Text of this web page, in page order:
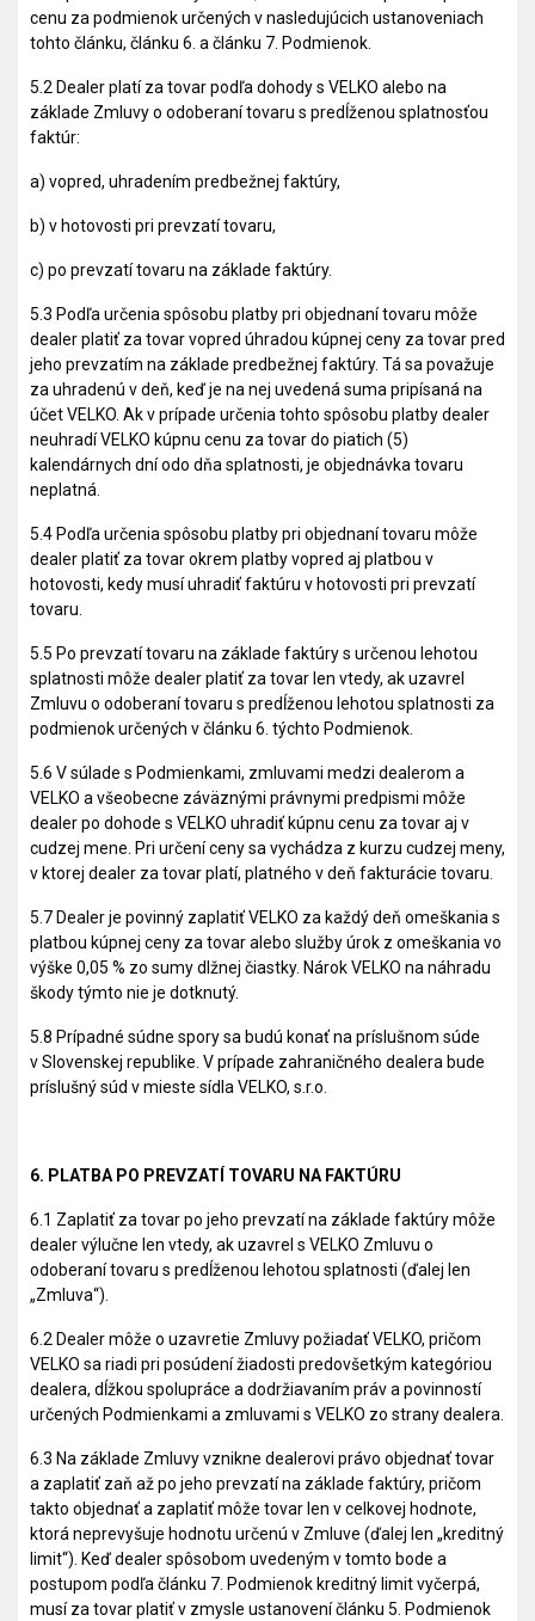
cenu za podmienok určených v nasledujúcich ustanoveniach
tohto článku, článku 6. a článku 7. Podmienok.
5.2 Dealer platí za tovar podľa dohody s VELKO alebo na
základe Zmluvy o odoberaní tovaru s predĺženou splatnosťou
faktúr:
a) vopred, uhradením predbežnej faktúry,
b) v hotovosti pri prevzatí tovaru,
c) po prevzatí tovaru na základe faktúry.
5.3 Podľa určenia spôsobu platby pri objednaní tovaru môže
dealer platiť za tovar vopred úhradou kúpnej ceny za tovar pred
jeho prevzatím na základe predbežnej faktúry. Tá sa považuje
za uhradenú v deň, keď je na nej uvedená suma pripísaná na
účet VELKO. Ak v prípade určenia tohto spôsobu platby dealer
neuhradí VELKO kúpnu cenu za tovar do piatich (5)
kalendárnych dní odo dňa splatnosti, je objednávka tovaru
neplatná.
5.4 Podľa určenia spôsobu platby pri objednaní tovaru môže
dealer platiť za tovar okrem platby vopred aj platbou v
hotovosti, kedy musí uhradiť faktúru v hotovosti pri prevzatí
tovaru.
5.5 Po prevzatí tovaru na základe faktúry s určenou lehotou
splatnosti môže dealer platiť za tovar len vtedy, ak uzavrel
Zmluvu o odoberaní tovaru s predĺženou lehotou splatnosti za
podmienok určených v článku 6. týchto Podmienok.
5.6 V súlade s Podmienkami, zmluvami medzi dealerom a
VELKO a všeobecne záväznými právnymi predpismi môže
dealer po dohode s VELKO uhradiť kúpnu cenu za tovar aj v
cudzej mene. Pri určení ceny sa vychádza z kurzu cudzej meny,
v ktorej dealer za tovar platí, platného v deň fakturácie tovaru.
5.7 Dealer je povinný zaplatiť VELKO za každý deň omeškania s
platbou kúpnej ceny za tovar alebo služby úrok z omeškania vo
výške 0,05 % zo sumy dlžnej čiastky. Nárok VELKO na náhradu
škody týmto nie je dotknutý.
5.8 Prípadné súdne spory sa budú konať na príslušnom súde
v Slovenskej republike. V prípade zahraničného dealera bude
príslušný súd v mieste sídla VELKO, s.r.o.
6. PLATBA PO PREVZATÍ TOVARU NA FAKTÚRU
6.1 Zaplatiť za tovar po jeho prevzatí na základe faktúry môže
dealer výlučne len vtedy, ak uzavrel s VELKO Zmluvu o
odoberaní tovaru s predĺženou lehotou splatnosti (ďalej len
„Zmluva“).
6.2 Dealer môže o uzavretie Zmluvy požiadať VELKO, pričom
VELKO sa riadi pri posúdení žiadosti predovšetkým kategóriou
dealera, dĺžkou spolupráce a dodržiavaním práv a povinností
určených Podmienkami a zmluvami s VELKO zo strany dealera.
6.3 Na základe Zmluvy vznikne dealerovi právo objednať tovar
a zaplatiť zaň až po jeho prevzatí na základe faktúry, pričom
takto objednať a zaplatiť môže tovar len v celkovej hodnote,
ktorá neprevyšuje hodnotu určenú v Zmluve (ďalej len „kreditný
limit“). Keď dealer spôsobom uvedeným v tomto bode a
postupom podľa článku 7. Podmienok kreditný limit vyčerpá,
musí za tovar platiť v zmysle ustanovení článku 5. Podmienok